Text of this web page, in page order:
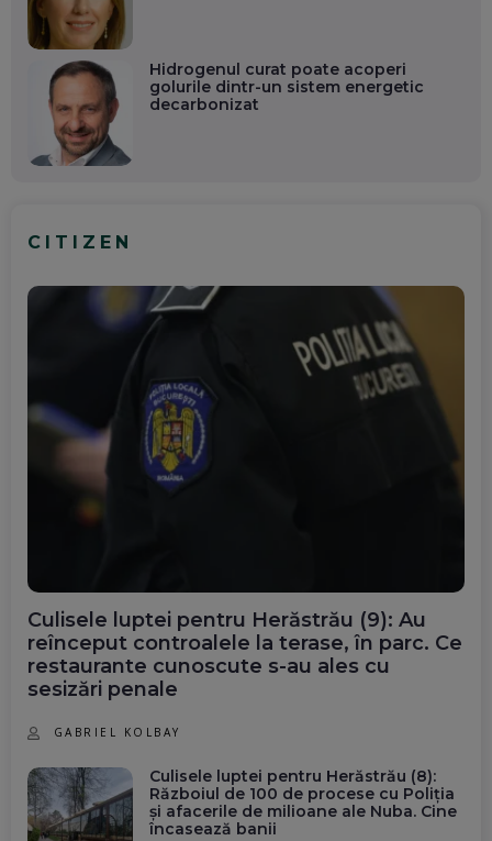
Hidrogenul curat poate acoperi
golurile dintr-un sistem energetic
decarbonizat
CITIZEN
Culisele luptei pentru Herăstrău (9): Au
reînceput controalele la terase, în parc. Ce
restaurante cunoscute s-au ales cu
sesizări penale
GABRIEL KOLBAY
Culisele luptei pentru Herăstrău (8):
Războiul de 100 de procese cu Poliția
și afacerile de milioane ale Nuba. Cine
încasează banii